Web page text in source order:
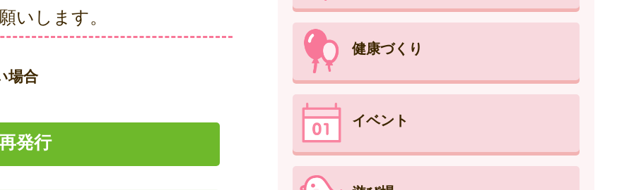
いします。
場合
発行
健康づくり
イベント